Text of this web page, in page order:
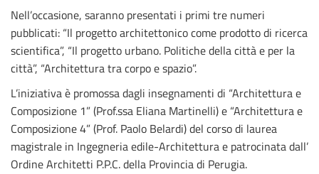
Nell’occasione, saranno presentati i primi tre numeri
pubblicati: “Il progetto architettonico come prodotto di ricerca
scientifica”, “Il progetto urbano. Politiche della città e per la
città”, “Architettura tra corpo e spazio”.
L’iniziativa è promossa dagli insegnamenti di “Architettura e
Composizione 1” (Prof.ssa Eliana Martinelli) e “Architettura e
Composizione 4” (Prof. Paolo Belardi) del corso di laurea
magistrale in Ingegneria edile-Architettura e patrocinata dall’
Ordine Architetti P.P.C. della Provincia di Perugia.